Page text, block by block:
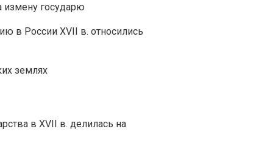
измену государю
в России XVII в. относились
землях
в XVII в. делилась на